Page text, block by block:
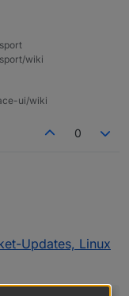
wiki
ui/wiki
0
ein Normalo. Aber
doch eh als Root
darüber an. Habe
ich so noch nicht
Updates, Linux